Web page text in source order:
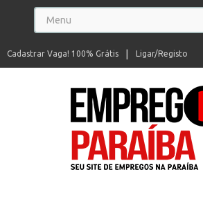
Ligar/Registo
Cadastrar Vaga! 100% Grátis